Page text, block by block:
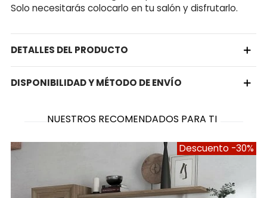
Solo necesitarás colocarlo en tu salón y disfrutarlo.
DETALLES DEL PRODUCTO
DISPONIBILIDAD Y MÉTODO DE ENVÍO
NUESTROS RECOMENDADOS PARA TI
Descuento -30%